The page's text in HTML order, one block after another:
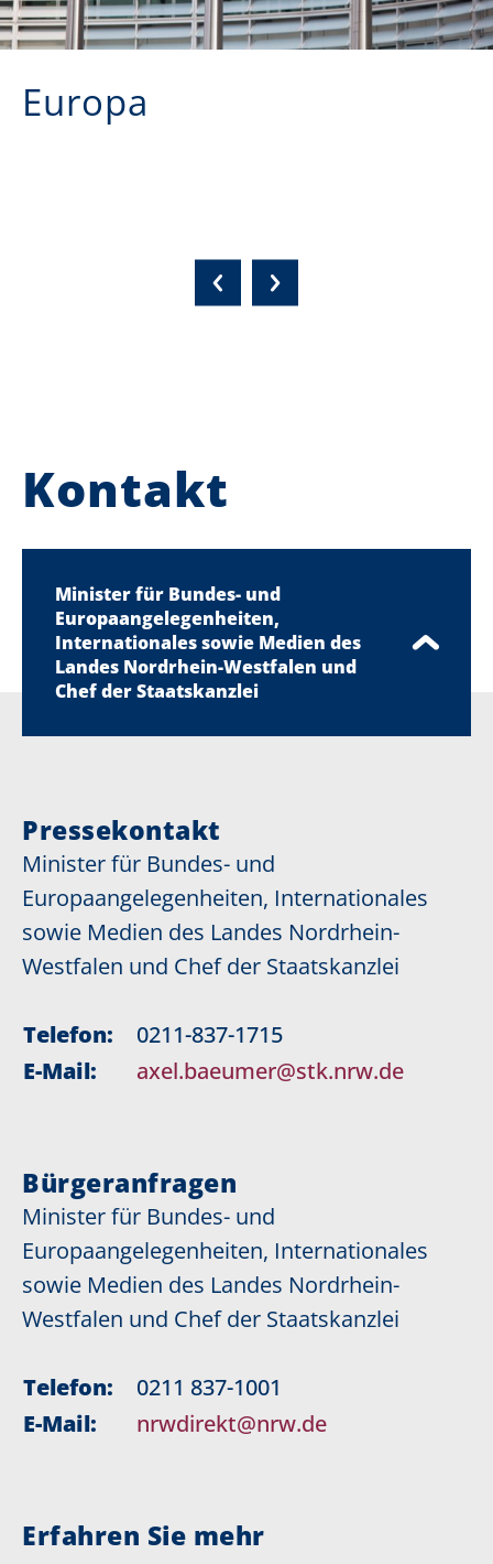
Europa
Kontakt
Minister für Bundes- und
Europaangelegenheiten,
Internationales sowie Medien des
Landes Nordrhein-Westfalen und
Chef der Staatskanzlei
Pressekontakt
Minister für Bundes- und
Europaangelegenheiten, Internationales
sowie Medien des Landes Nordrhein-
Westfalen und Chef der Staatskanzlei
Telefon:
0211-837-1715
E-Mail:
axel.baeumer@stk.nrw.de
Bürgeranfragen
Minister für Bundes- und
Europaangelegenheiten, Internationales
sowie Medien des Landes Nordrhein-
Westfalen und Chef der Staatskanzlei
Telefon:
0211 837-1001
E-Mail:
nrwdirekt@nrw.de
Erfahren Sie mehr